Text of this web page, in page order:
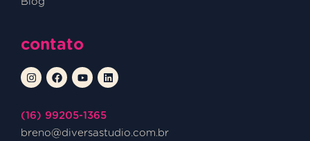
contato
(16) 99205-1365
breno@diversastudio.com.br